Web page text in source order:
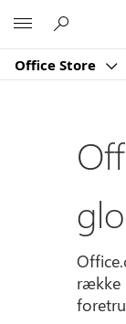
Office Store
række